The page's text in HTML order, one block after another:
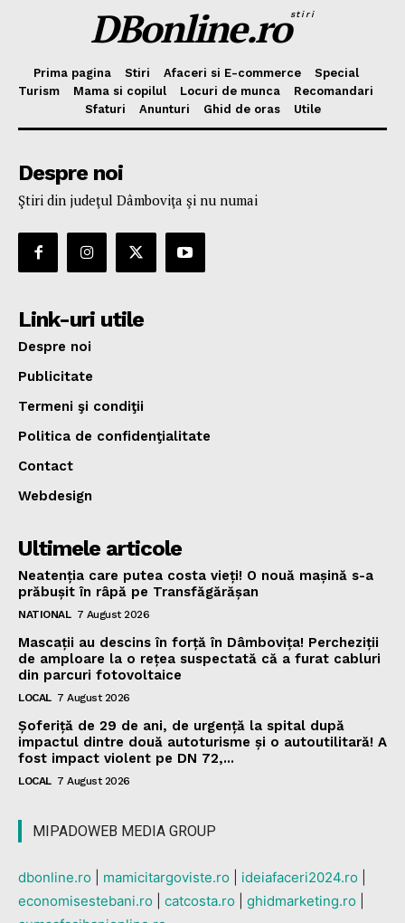
DBonline.rostiri
Prima pagina Stiri Afaceri si E-commerce
Special
Turism
Mama si copilul Locuri de munca
Recomandari
Sfaturi
Anunturi Ghid de oras Utile
Despre noi
Ştiri din judeţul Dâmboviţa şi nu numai
Link-uri utile
Despre noi
Publicitate
Termeni şi condiţii
Politica de confidenţialitate
Contact
Webdesign
Ultimele articole
Neatenția care putea costa vieți! O nouă mașină s-a
prăbușit în râpă pe Transfăgărășan
NATIONAL 7 August 2026
Mascații au descins în forță în Dâmbovița! Percheziții
de amploare la o rețea suspectată că a furat cabluri
din parcuri fotovoltaice
LOCAL 7 August 2026
Șoferiță de 29 de ani, de urgență la spital după
impactul dintre două autoturisme și o autoutilitară! A
fost impact violent pe DN 72,...
LOCAL 7 August 2026
MIPADOWEB MEDIA GROUP
dbonline.ro mamicitargoviste.ro ideiafaceri2024.ro
economisestebani.ro
catcosta.ro ghidmarketing.ro